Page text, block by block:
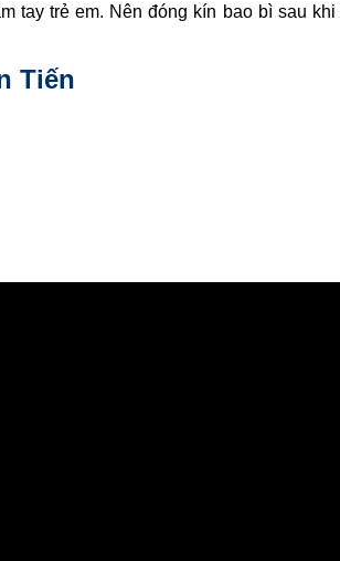
tay trẻ em. Nên đóng kín bao bì sau
Tiến